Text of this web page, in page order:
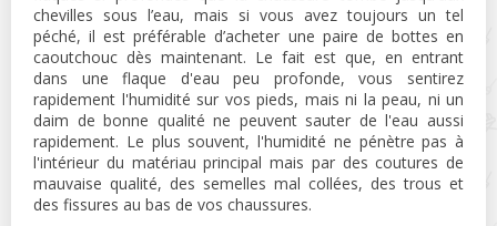
chevilles sous l’eau, mais si vous avez toujours un tel
péché, il est préférable d’acheter une paire de bottes en
caoutchouc dès maintenant. Le fait est que, en entrant
dans une flaque d'eau peu profonde, vous sentirez
rapidement l'humidité sur vos pieds, mais ni la peau, ni un
daim de bonne qualité ne peuvent sauter de l'eau aussi
rapidement. Le plus souvent, l'humidité ne pénètre pas à
l'intérieur du matériau principal mais par des coutures de
mauvaise qualité, des semelles mal collées, des trous et
des fissures au bas de vos chaussures.